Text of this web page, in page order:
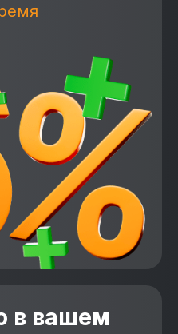
в вашем